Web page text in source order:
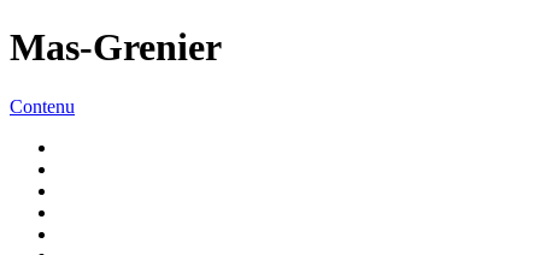
Mas-Grenier
Contenu